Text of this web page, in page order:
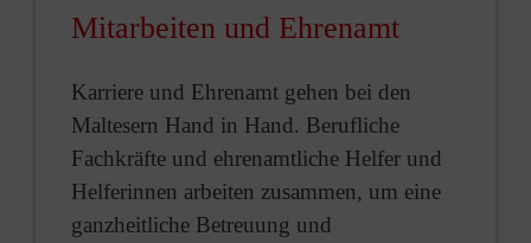
Mitarbeiten und Ehrenamt
Karriere und Ehrenamt gehen bei den
Maltesern Hand in Hand. Berufliche
Fachkräfte und ehrenamtliche Helfer und
Helferinnen arbeiten zusammen, um eine
ganzheitliche Betreuung und